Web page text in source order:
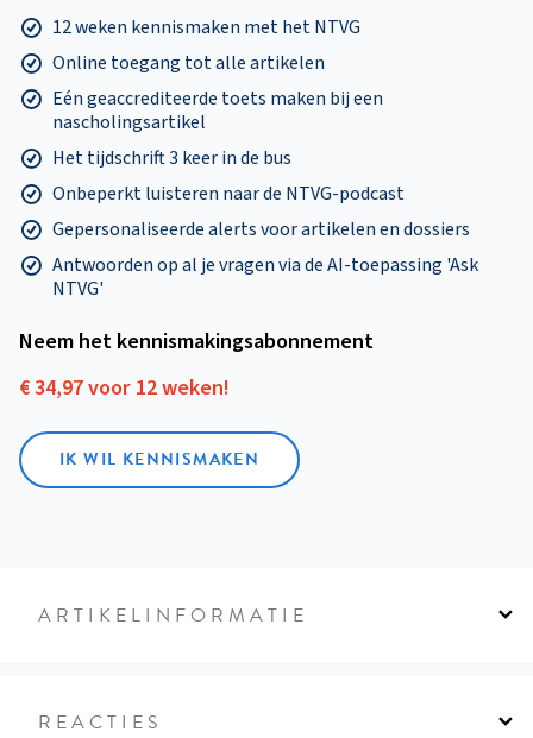
12 weken kennismaken met het NTVG
Online toegang tot alle artikelen
Eén geaccrediteerde toets maken bij een
nascholingsartikel
Het tijdschrift 3 keer in de bus
Onbeperkt luisteren naar de NTVG-podcast
Gepersonaliseerde alerts voor artikelen en dossiers
Antwoorden op al je vragen via de AI-toepassing 'Ask
NTVG'
Neem het kennismakings­abonnement
€ 34,97 voor 12 weken!
IK WIL KENNISMAKEN
ARTIKELINFORMATIE
REACTIES